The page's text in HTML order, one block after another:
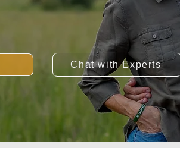
Chat with Experts